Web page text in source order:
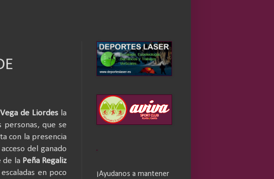
Vega de Liordesla
personas, que se
con la presencia
del ganado
de la Peña Regaliz
en poco
¡Ayudanos a mantener